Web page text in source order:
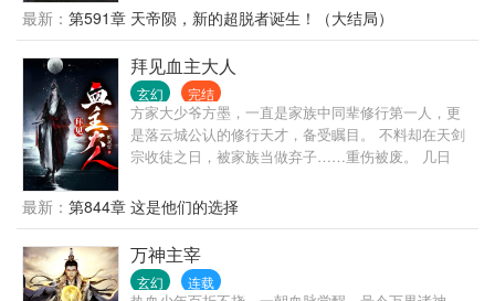
发自骨子里的颤抖。 大荒，张楚来了。 一个浩大而神
秘的世界，如画卷般展开。 无数妖魔鬼怪光怪陆离，
无数古老而神秘的物种复苏。 平禁区，踏葬地，镇万
族，开天路，抬手压万古……
是重瞳者身怀仙骨，举世无敌？ 听说你是大气运者，
注定横推诸天？ 李命看着自己华丽的词条，多的自己
都数不清了，不禁沉思道： “不好意思，我的天赋在你
之上！” …… 看李命一步步登凌绝巅，独断万古！ 多
年后，面对黑暗动乱，纪元之劫，有大恐怖降临诸
天，诸天神佛难挡。 就在这时，李命早已万千词条加
身，一拳下去……
最新： 第591章 天帝陨，新的超脱者诞生！（大结局）
拜见血主大人
玄幻 完结
方家大少爷方墨，一直是家族中同辈修行第一人，更
是落云城公认的修行天才，备受瞩目。 不料却在天剑
宗收徒之日，被家族当做弃子……重伤被废。 几日
一道黑色身影默默看着不远处的方家， “我亲爱的父亲
大人，游戏开始了……”
最新： 第844章 这是他们的选择
万神主宰
玄幻 连载